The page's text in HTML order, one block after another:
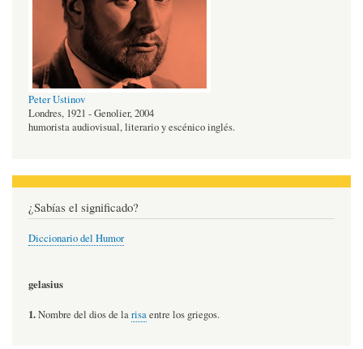
Peter Ustinov
Londres, 1921 - Genolier, 2004
humorista audiovisual, literario y escénico inglés.
¿Sabías el significado?
Diccionario del Humor
gelasius
1.Nombre del dios de larisaentre los griegos.